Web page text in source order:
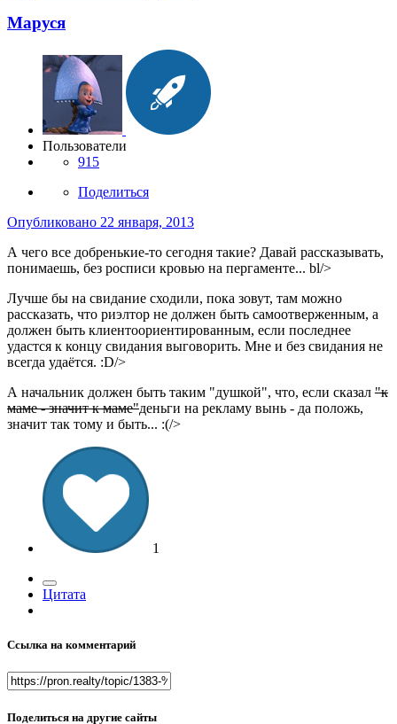
Маруся
Пользователи
915
Поделиться
Опубликовано 22 января, 2013
А чего все добренькие-то сегодня такие? Давай рассказывать,
понимаешь, без росписи кровью на пергаменте... bl/>
Лучше бы на свидание сходили, пока зовут, там можно
рассказать, что риэлтор не должен быть самоотверженным, а
должен быть клиентоориентированным, если последнее
удастся к концу свидания выговорить. Мне и без свидания не
всегда удаётся. :D/>
А начальник должен быть таким "душкой", что, если сказал "к
маме - значит к маме"деньги на рекламу вынь - да положь,
значит так тому и быть... :(/>
1
Цитата
Ссылка на комментарий
Поделиться на другие сайты